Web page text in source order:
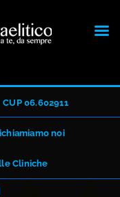
CUP 06.602911
noi
Cliniche